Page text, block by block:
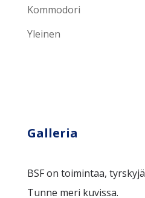
Kommodori
Yleinen
Galleria
BSF on toimintaa,
Tunne meri kuvissa.